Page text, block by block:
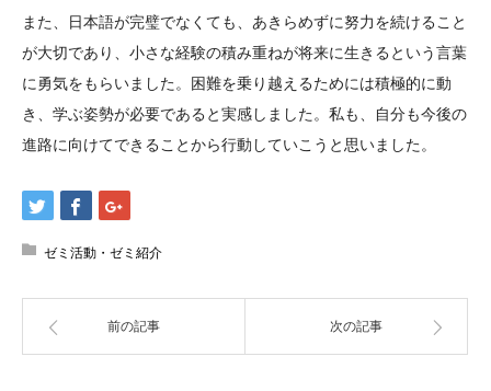
また、日本語が完璧でなくても、あきらめずに努力を続けること
が大切であり、小さな経験の積み重ねが将来に生きるという言葉
に勇気をもらいました。困難を乗り越えるためには積極的に動
き、学ぶ姿勢が必要であると実感しました。私も、自分も今後の
進路に向けてできることから行動していこうと思いました。
ゼミ活動・ゼミ紹介
前の記事 次の記事